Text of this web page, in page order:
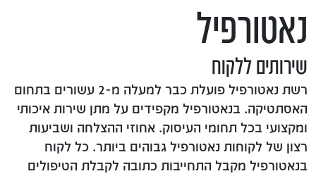
נאטורפיל
שירותים ללקוח
רשת נאטורפיל פועלת כבר למעלה מ-2 עשורים בתחום
האסתטיקה. בנאטורפיל מקפידים על מתן שירות איכותי
ומקצועי בכל תחומי העיסוק. אחוזי ההצלחה ושביעות
רצון של לקוחות נאטורפיל גבוהים ביותר. כל לקוח
בנאטורפיל מקבל התחייבות כתובה לקבלת הטיפולים